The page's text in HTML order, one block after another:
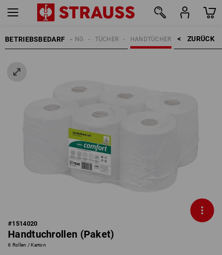
BETRIEBSBEDARF ZURÜCK    >
HANDTÜCHER
TÜCHER
REINIGUNG
#1514020
Handtuchrollen (Paket)
6 Rollen / Karton